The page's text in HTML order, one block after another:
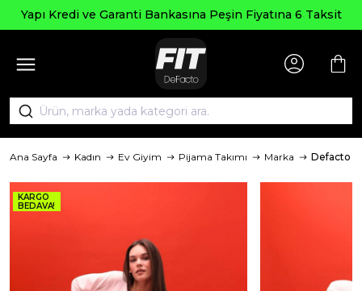
Yapı Kredi ve Garanti Bankasına Peşin Fiyatına 6 Taksit
Ana Sayfa Kadın Ev Giyim Pijama Takımı Marka Defacto
KARGO
BEDAVA!